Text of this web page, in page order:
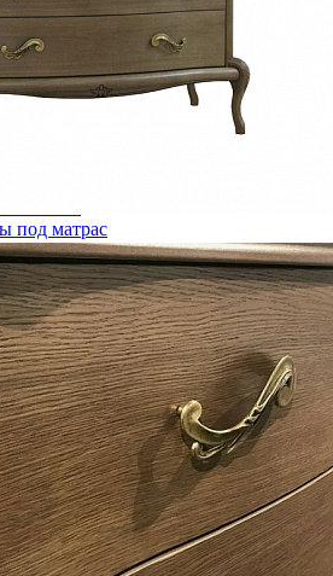
с подъемным механизмом
с подъемным механизмом
с подъемным механизмом
с подъемным
под матрас
шкаф
в шкаф для одежды
для одежды и белья
для одежды и белья
для одежды и белья
для одежды и белья
для одежды и белья
для одежды и белья
одежды и белья
для одежды и белья